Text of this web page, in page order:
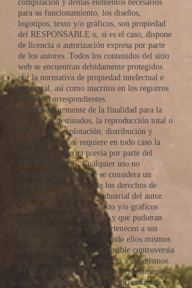
compilación y demás elementos necesarios
para su funcionamiento, los diseños,
logotipos, texto y/o gráficos, son propiedad
del RESPONSABLE o, si es el caso, dispone
de licencia o autorización expresa por parte
de los autores. Todos los contenidos del sitio
web se encuentran debidamente protegidos
por la normativa de propiedad intelectual e
industrial, así como inscritos en los registros
públicos correspondientes.
Independientemente de la finalidad para la
que fueran destinados, la reproducción total o
parcial, uso, explotación, distribución y
comercialización, requiere en todo caso la
autorización escrita previa por parte del
RESPONSABLE. Cualquier uso no
autorizado previamente se considera un
incumplimiento grave de los derechos de
propiedad intelectual o industrial del autor.
Los diseños, logotipos, texto y/o gráficos
ajenos al RESPONSABLE y que pudieran
aparecer en el sitio web, pertenecen a sus
respectivos propietarios, siendo ellos mismos
responsables de cualquier posible controversia
que pudiera suscitarse respecto a los mismos.
El RESPONSABLE autoriza expresamente a
que terceros puedan redirigir directamente a